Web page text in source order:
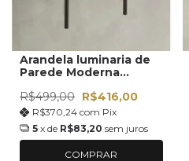
Arandela luminaria de
Parede Moderna
12cm
R$499,00 R$416,00
R$370,24 com Pix
5 x de R$83,20 sem juros
COMPRAR